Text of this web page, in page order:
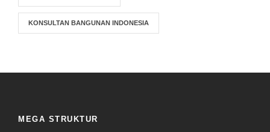
KONSULTAN BANGUNAN INDONESIA
MEGA STRUKTUR